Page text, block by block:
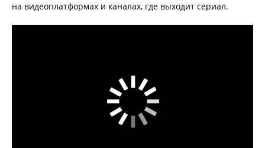
на видеоплатформах и каналах, где выходит сериал.